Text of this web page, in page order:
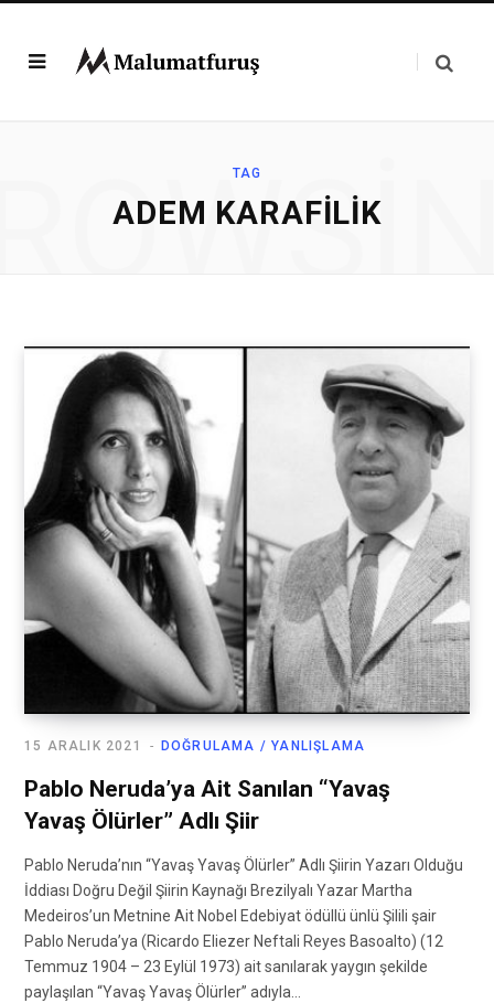
TAG
ADEM KARAFILIK
DOĞRULAMA / YANLIŞLAMA
15 ARALIK 2021
Pablo Neruda’ya Ait Sanılan “Yavaş
Yavaş Ölürler” Adlı Şiir
Pablo Neruda’nın “Yavaş Yavaş Ölürler” Adlı Şiirin Yazarı Olduğu
İddiası Doğru Değil Şiirin Kaynağı Brezilyalı Yazar Martha
Medeiros’un Metnine Ait Nobel Edebiyat ödüllü ünlü Şilili şair
Pablo Neruda’ya (Ricardo Eliezer Neftali Reyes Basoalto) (12
Temmuz 1904 – 23 Eylül 1973) ait sanılarak yaygın şekilde
paylaşılan “Yavaş Yavaş Ölürler” adıyla…